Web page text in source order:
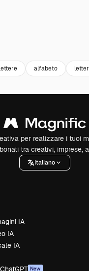
lettere alfabeto
per realizzare i tuoi
tra creativi, imprese,
Italiano
IA
IA
IA
New